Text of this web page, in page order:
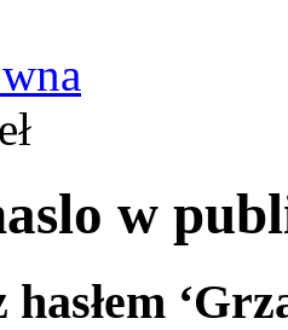
w